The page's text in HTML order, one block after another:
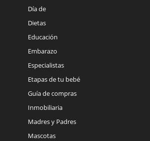
Día de
Dietas
Educación
Embarazo
Especialistas
Etapas de tu bebé
Guía de compras
Inmobiliaria
Madres y Padres
Mascotas